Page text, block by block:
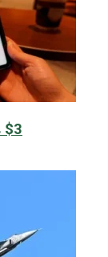
$3